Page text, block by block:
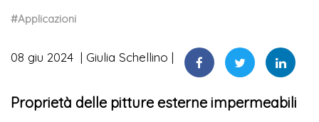
#Applicazioni
08 giu 2024 Giulia Schellino
Proprietà delle pitture esterne impermeabili